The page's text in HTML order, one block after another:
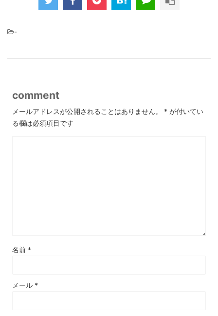
-
comment
メールアドレスが公開されることはありません。 * が付いてい
る欄は必須項目です
名前 *
メール *